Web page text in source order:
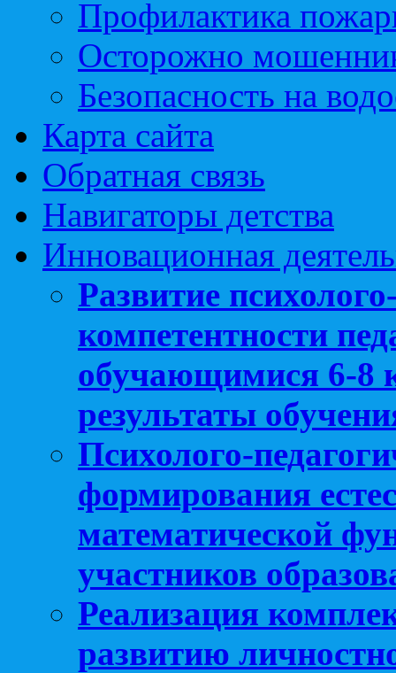
Профилактика
Осторожно
Безопасность на
Карта сайта
Обратная связь
Навигаторы детства
Инновационная
Развитие
компетентности
обучающимися 6-8
результаты
Психолого-
формирования
математической
участников
Реализация
развитию